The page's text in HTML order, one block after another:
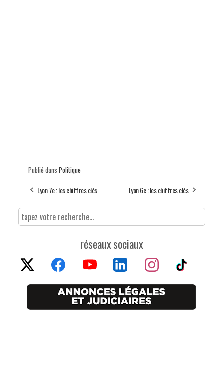
Publié dans Politique
Lyon 7e : les chiffres clés Lyon 6e : les chiffres clés
réseaux sociaux